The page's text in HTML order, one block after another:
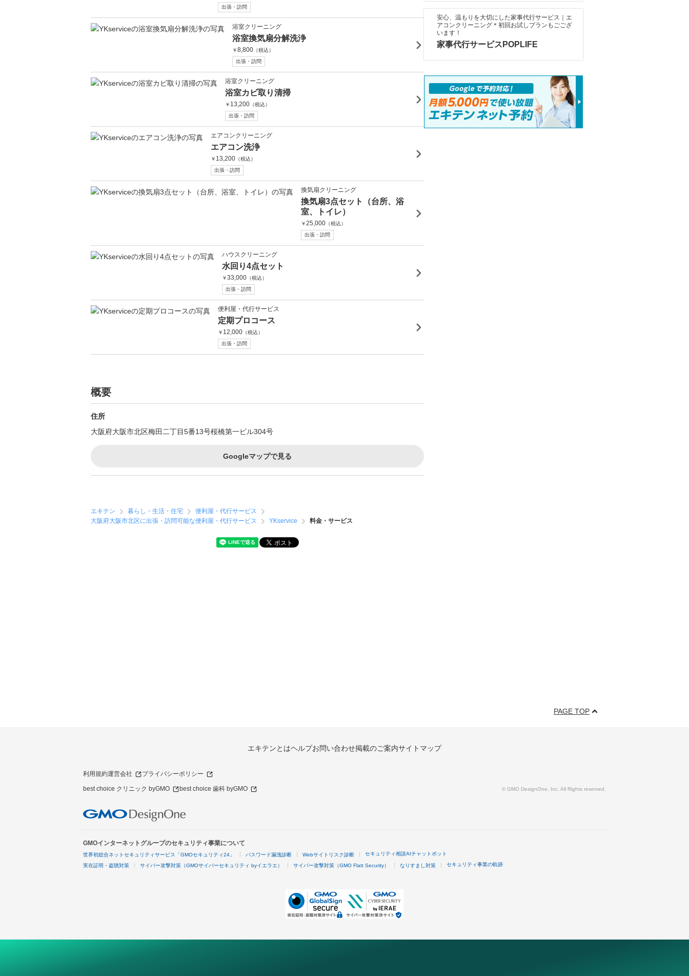
出張・訪問
浴室クリーニング
浴室換気扇分解洗浄
￥8,800 （税込）
出張・訪問
浴室クリーニング
浴室カビ取り清掃
￥ 13,200 （税込）
出張・訪問
エアコンクリーニング
エアコン洗浄
￥ 13,200 （税込）
出張・訪問
換気扇クリーニング
換気扇3点セット（台所、浴
室、トイレ）
￥25,000 （税込）
出張・訪問
ハウスクリーニング
水回り4点セット
￥33,000 （税込）
出張・訪問
便利屋・代行サービス
定期プロコース
￥ 12,000 （税込）
出張・訪問
概要
住所
大阪府大阪市北区梅田二丁目5番13号桜橋第一ビル304号
Googleマップで見る
エキテン 暮らし・生活・住宅
便利屋・代行サービス
大阪府大阪市北区に出張・訪問可能な便利屋・代行サービス
YKservice 料金・サービス
安心、温もりを大切にした家事代行サービス｜エ
アコンクリーニング＊初回お試しプランもごござ
います！
家事代行サービスPOPLIFE
PAGE TOP
エキテンとはヘルプお問い合わせ掲載のご案内サイトマップ
利用規約運営会社 プライバシーポリシー
best choice クリニック byGMO best choice 歯科 byGMO © GMO DesignOne, Inc. All Rights reserved.
GMOインターネットグループのセキュリティ事業について
世界初総合ネットセキュリティサービス「GMOセキュリティ24」 パスワード漏洩診断 Webサイトリスク診断 セキュリティ相談AIチャットボット
実在証明・盗聴対策 サイバー攻撃対策（GMOサイバーセキュリティ byイエラエ） サイバー攻撃対策（GMO Flatt Security） なりすまし対策 セキュリティ事業の軌跡